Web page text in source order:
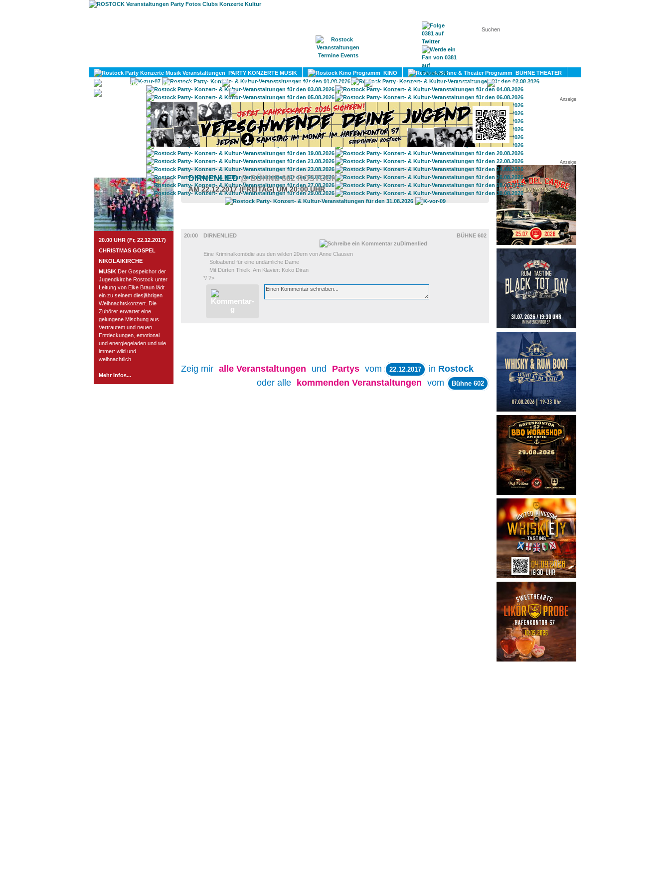
KONTAKT
PARTY KONZERTE MUSIK KINO
BÜHNE THEATER
KULTUR
LITERATUR SPORT
DIVERSES
UMLAND
Anzeige
ROSTOCK TAGESTIPP
20.00 UHR (Fr, 22.12.2017)
CHRISTMAS GOSPEL
NIKOLAIKIRCHE
MUSIK Der Gospelchor der
Jugendkirche Rostock unter
Leitung von Elke Braun lädt
ein zu seinem diesjährigen
Weihnachtskonzert. Die
Zuhörer erwartet eine
gelungene Mischung aus
Vertrautem und neuen
Entdeckungen, emotional
und energiegeladen und wie
immer: wild und
weihnachtlich.
Mehr Infos...
Anzeige
DIRNENLIED@ BÜHNE 602 ROSTOCK
AM 22.12.2017 (FREITAG) UM 20:00 UHR
20:00
DIRNENLIED BÜHNE 602
Eine Kriminalkomödie aus den wilden 20ern von Anne Clausen
Soloabend für eine undämliche Dame
Mit Dürten Thielk, Am Klavier: Koko Diran
*/ ?>
Zeig mir alle Veranstaltungen und Partys vom 22.12.2017 in Rostock
oder alle
kommenden Veranstaltungen vom Bühne 602